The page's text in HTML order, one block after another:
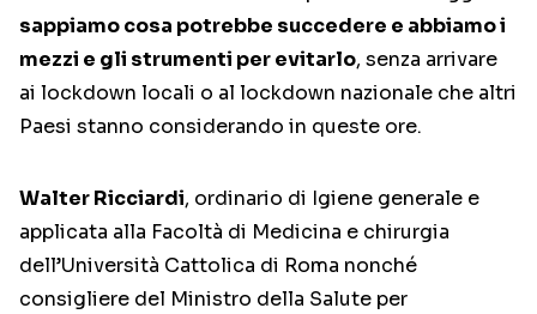
sappiamo cosa potrebbe succedere e abbiamo i
mezzi e gli strumenti per evitarlo, senza arrivare
ai lockdown locali o al lockdown nazionale che altri
Paesi stanno considerando in queste ore.
Walter Ricciardi, ordinario di Igiene generale e
applicata alla Facoltà di Medicina e chirurgia
dell’Università Cattolica di Roma nonché
consigliere del Ministro della Salute per